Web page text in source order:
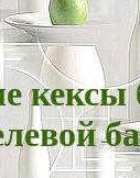
кексы